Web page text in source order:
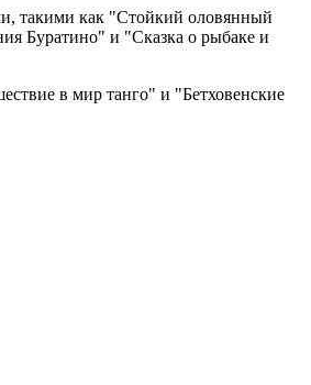
такими как "Стойкий оловянный
Буратино" и "Сказка о рыбаке и
в мир танго" и "Бетховенские